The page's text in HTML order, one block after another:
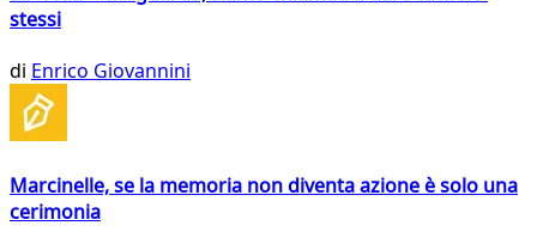
stessi
di Enrico Giovannini
Marcinelle, se la memoria non diventa azione è solo una
cerimonia